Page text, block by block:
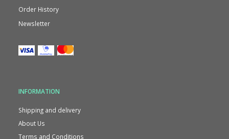
Order History
Newsletter
INFORMATION
Shipping and delivery
About Us
Terms and Conditions